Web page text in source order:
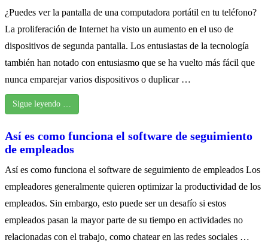
¿Puedes ver la pantalla de una computadora portátil en tu teléfono?
La proliferación de Internet ha visto un aumento en el uso de
dispositivos de segunda pantalla. Los entusiastas de la tecnología
también han notado con entusiasmo que se ha vuelto más fácil que
nunca emparejar varios dispositivos o duplicar …
Sigue leyendo …
Así es como funciona el software de seguimiento
de empleados
Así es como funciona el software de seguimiento de empleados Los
empleadores generalmente quieren optimizar la productividad de los
empleados. Sin embargo, esto puede ser un desafío si estos
empleados pasan la mayor parte de su tiempo en actividades no
relacionadas con el trabajo, como chatear en las redes sociales …